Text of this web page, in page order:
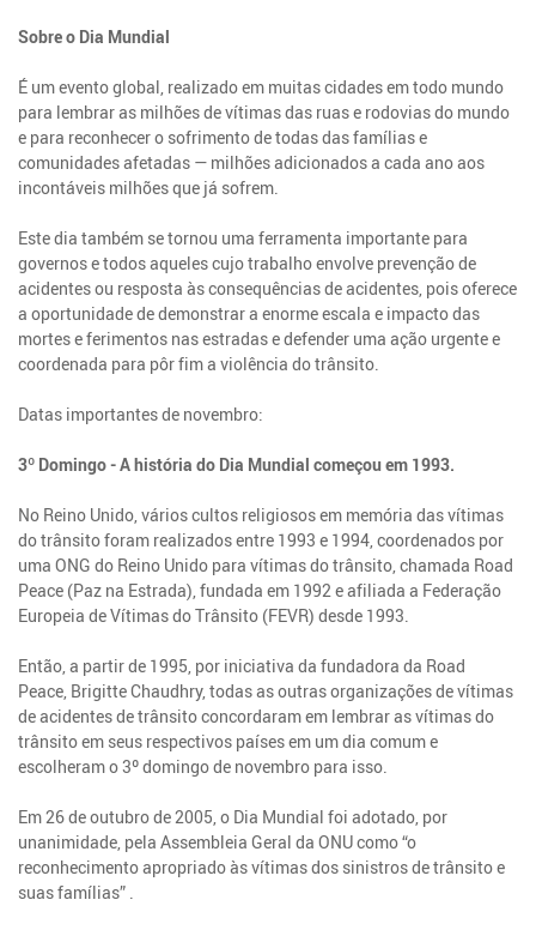
Sobre o Dia Mundial
É um evento global, realizado em muitas cidades em todo mundo
para lembrar as milhões de vítimas das ruas e rodovias do mundo
e para reconhecer o sofrimento de todas das famílias e
comunidades afetadas — milhões adicionados a cada ano aos
incontáveis milhões que já sofrem.
Este dia também se tornou uma ferramenta importante para
governos e todos aqueles cujo trabalho envolve prevenção de
acidentes ou resposta às consequências de acidentes, pois oferece
a oportunidade de demonstrar a enorme escala e impacto das
mortes e ferimentos nas estradas e defender uma ação urgente e
coordenada para pôr fim a violência do trânsito.
Datas importantes de novembro:
3º Domingo - A história do Dia Mundial começou em 1993.
No Reino Unido, vários cultos religiosos em memória das vítimas
do trânsito foram realizados entre 1993 e 1994, coordenados por
uma ONG do Reino Unido para vítimas do trânsito, chamada Road
Peace (Paz na Estrada), fundada em 1992 e afiliada a Federação
Europeia de Vítimas do Trânsito (FEVR) desde 1993.
Então, a partir de 1995, por iniciativa da fundadora da Road
Peace, Brigitte Chaudhry, todas as outras organizações de vítimas
de acidentes de trânsito concordaram em lembrar as vítimas do
trânsito em seus respectivos países em um dia comum e
escolheram o 3º domingo de novembro para isso.
Em 26 de outubro de 2005, o Dia Mundial foi adotado, por
unanimidade, pela Assembleia Geral da ONU como “o
reconhecimento apropriado às vítimas dos sinistros de trânsito e
suas famílias” .